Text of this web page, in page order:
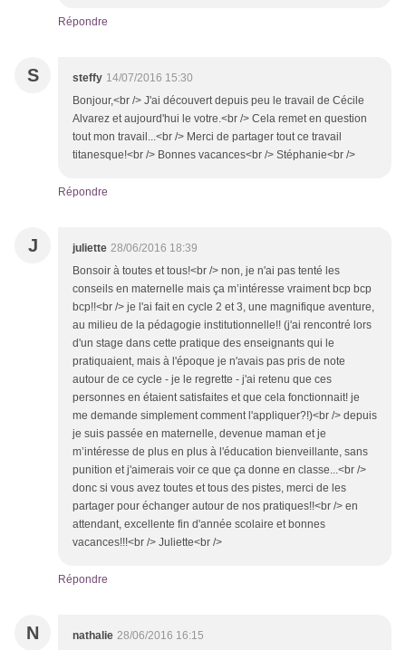
Répondre
S steffy 14/07/2016 15:30
Bonjour,<br /> J'ai découvert depuis peu le travail de Cécile
Alvarez et aujourd'hui le votre.<br /> Cela remet en question
tout mon travail...<br /> Merci de partager tout ce travail
titanesque!<br /> Bonnes vacances<br /> Stéphanie<br />
Répondre
J juliette 28/06/2016 18:39
Bonsoir à toutes et tous!<br /> non, je n'ai pas tenté les
conseils en maternelle mais ça m’intéresse vraiment bcp bcp
bcp!!<br /> je l'ai fait en cycle 2 et 3, une magnifique aventure,
au milieu de la pédagogie institutionnelle!! (j'ai rencontré lors
d'un stage dans cette pratique des enseignants qui le
pratiquaient, mais à l'époque je n'avais pas pris de note
autour de ce cycle - je le regrette - j'ai retenu que ces
personnes en étaient satisfaites et que cela fonctionnait! je
me demande simplement comment l'appliquer?!)<br /> depuis
je suis passée en maternelle, devenue maman et je
m’intéresse de plus en plus à l'éducation bienveillante, sans
punition et j'aimerais voir ce que ça donne en classe...<br />
donc si vous avez toutes et tous des pistes, merci de les
partager pour échanger autour de nos pratiques!!<br /> en
attendant, excellente fin d'année scolaire et bonnes
vacances!!!<br /> Juliette<br />
Répondre
N nathalie 28/06/2016 16:15